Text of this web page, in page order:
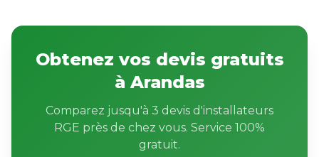
Obtenez vos devis gratuits
à Arandas
Comparez jusqu'à 3 devis d'installateurs
RGE près de chez vous. Service 100%
gratuit.